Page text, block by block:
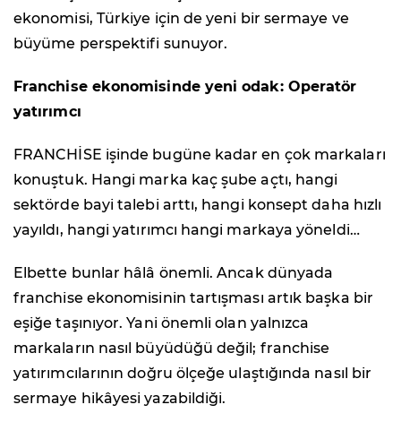
ekonomisi, Türkiye için de yeni bir sermaye ve
büyüme perspektifi sunuyor.
Franchise ekonomisinde yeni odak: Operatör
yatırımcı
FRANCHİSE işinde bugüne kadar en çok markaları
konuştuk. Hangi marka kaç şube açtı, hangi
sektörde bayi talebi arttı, hangi konsept daha hızlı
yayıldı, hangi yatırımcı hangi markaya yöneldi…
Elbette bunlar hâlâ önemli. Ancak dünyada
franchise ekonomisinin tartışması artık başka bir
eşiğe taşınıyor. Yani önemli olan yalnızca
markaların nasıl büyüdüğü değil; franchise
yatırımcılarının doğru ölçeğe ulaştığında nasıl bir
sermaye hikâyesi yazabildiği.